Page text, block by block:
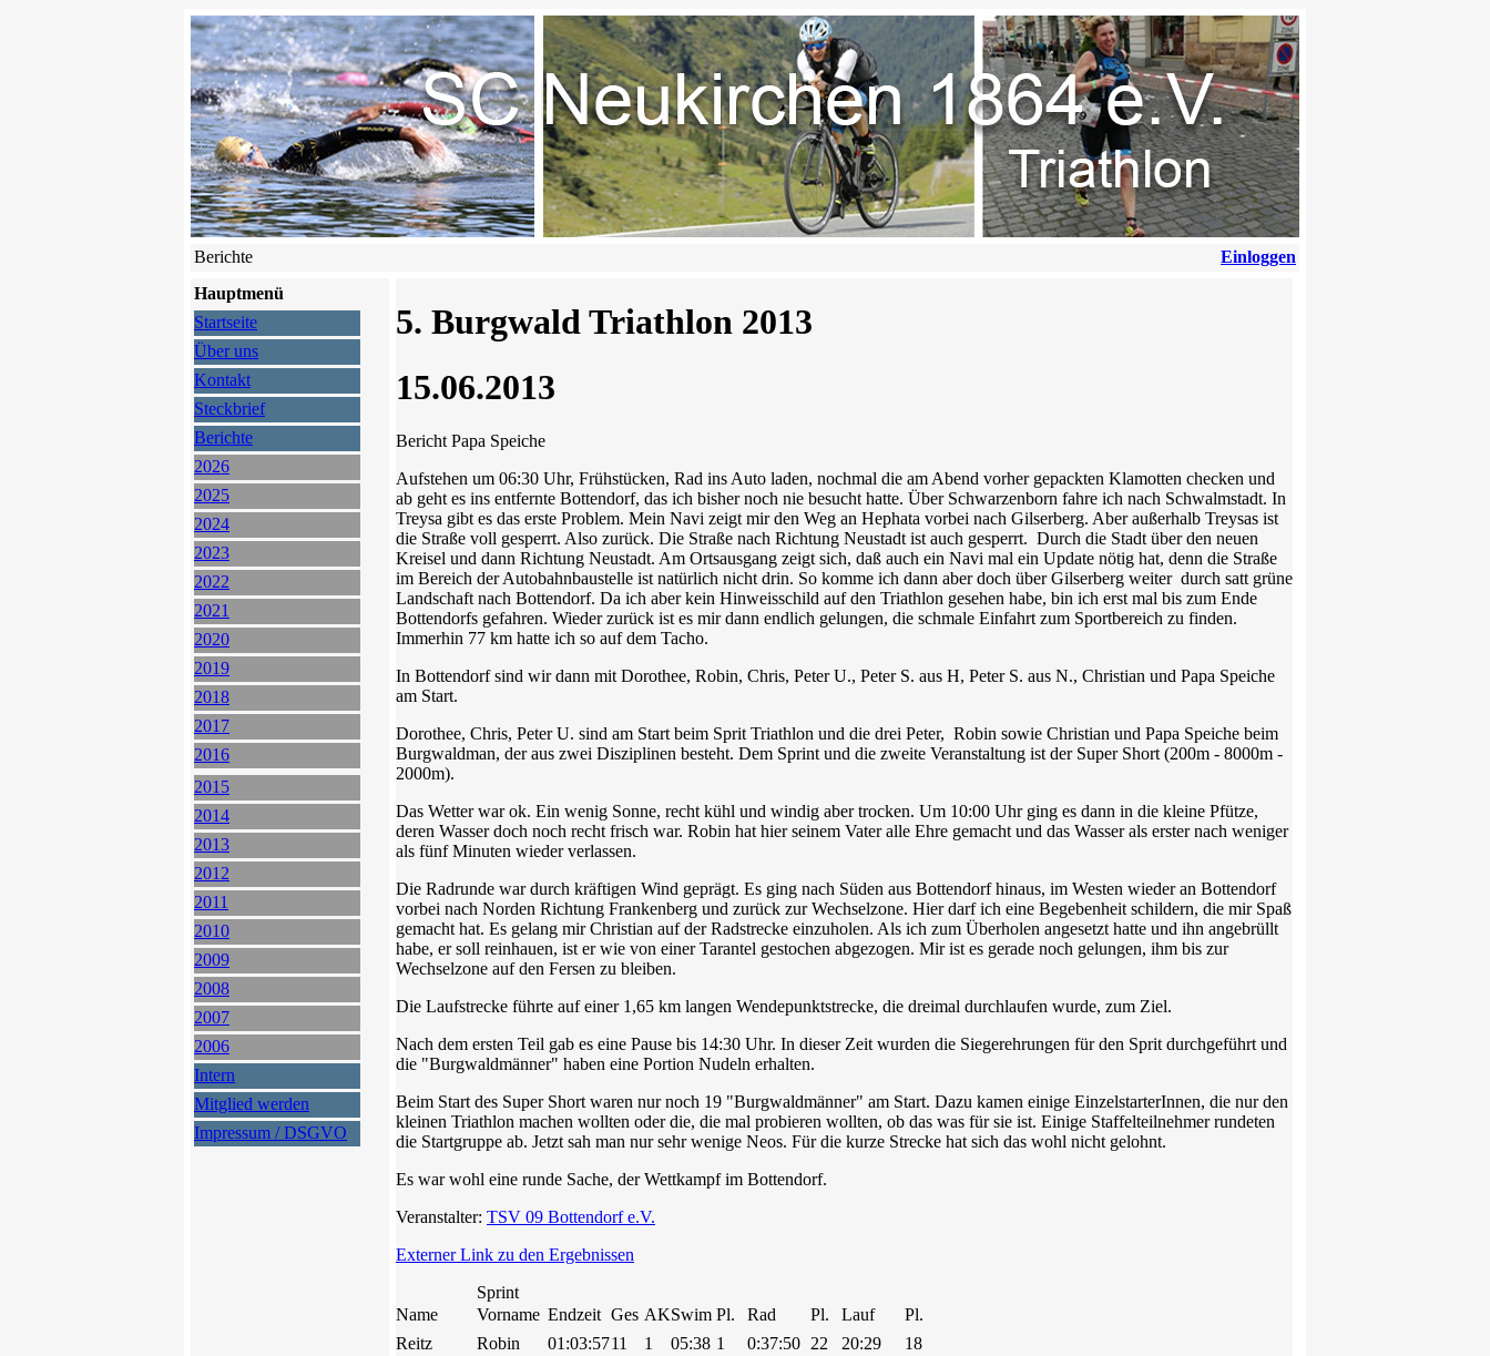
Berichte
Einloggen
Hauptmenü
Startseite
Über uns
Kontakt
Steckbrief
Berichte
2026
2025
2024
2023
2022
2021
2020
2019
2018
2017
2016
2015
2014
2013
2012
2011
2010
2009
2008
2007
2006
Intern
Mitglied werden
Impressum / DSGVO
5. Burgwald Triathlon 2013
15.06.2013
Bericht Papa Speiche
Aufstehen um 06:30 Uhr, Frühstücken, Rad ins Auto laden, nochmal die am Abend vorher gepackten Klamotten checken und
ab geht es ins entfernte Bottendorf, das ich bisher noch nie besucht hatte. Über Schwarzenborn fahre ich nach Schwalmstadt. In
Treysa gibt es das erste Problem. Mein Navi zeigt mir den Weg an Hephata vorbei nach Gilserberg. Aber außerhalb Treysas ist
die Straße voll gesperrt. Also zurück. Die Straße nach Richtung Neustadt ist auch gesperrt. Durch die Stadt über den neuen
Kreisel und dann Richtung Neustadt. Am Ortsausgang zeigt sich, daß auch ein Navi mal ein Update nötig hat, denn die Straße
im Bereich der Autobahnbaustelle ist natürlich nicht drin. So komme ich dann aber doch über Gilserberg weiter durch satt grüne
Landschaft nach Bottendorf. Da ich aber kein Hinweisschild auf den Triathlon gesehen habe, bin ich erst mal bis zum Ende
Bottendorfs gefahren. Wieder zurück ist es mir dann endlich gelungen, die schmale Einfahrt zum Sportbereich zu finden.
Immerhin 77 km hatte ich so auf dem Tacho.
In Bottendorf sind wir dann mit Dorothee, Robin, Chris, Peter U., Peter S. aus H, Peter S. aus N., Christian und Papa Speiche
am Start.
Dorothee, Chris, Peter U. sind am Start beim Sprit Triathlon und die drei Peter, Robin sowie Christian und Papa Speiche beim
Burgwaldman, der aus zwei Disziplinen besteht. Dem Sprint und die zweite Veranstaltung ist der Super Short (200m - 8000m -
2000m).
Das Wetter war ok. Ein wenig Sonne, recht kühl und windig aber trocken. Um 10:00 Uhr ging es dann in die kleine Pfütze,
deren Wasser doch noch recht frisch war. Robin hat hier seinem Vater alle Ehre gemacht und das Wasser als erster nach weniger
als fünf Minuten wieder verlassen.
Die Radrunde war durch kräftigen Wind geprägt. Es ging nach Süden aus Bottendorf hinaus, im Westen wieder an Bottendorf
vorbei nach Norden Richtung Frankenberg und zurück zur Wechselzone. Hier darf ich eine Begebenheit schildern, die mir Spaß
gemacht hat. Es gelang mir Christian auf der Radstrecke einzuholen. Als ich zum Überholen angesetzt hatte und ihn angebrüllt
habe, er soll reinhauen, ist er wie von einer Tarantel gestochen abgezogen. Mir ist es gerade noch gelungen, ihm bis zur
Wechselzone auf den Fersen zu bleiben.
Die Laufstrecke führte auf einer 1,65 km langen Wendepunktstrecke, die dreimal durchlaufen wurde, zum Ziel.
Nach dem ersten Teil gab es eine Pause bis 14:30 Uhr. In dieser Zeit wurden die Siegerehrungen für den Sprit durchgeführt und
die "Burgwaldmänner" haben eine Portion Nudeln erhalten.
Beim Start des Super Short waren nur noch 19 "Burgwaldmänner" am Start. Dazu kamen einige EinzelstarterInnen, die nur den
kleinen Triathlon machen wollten oder die, die mal probieren wollten, ob das was für sie ist. Einige Staffelteilnehmer rundeten
die Startgruppe ab. Jetzt sah man nur sehr wenige Neos. Für die kurze Strecke hat sich das wohl nicht gelohnt.
Es war wohl eine runde Sache, der Wettkampf im Bottendorf.
Veranstalter: TSV 09 Bottendorf e.V.
Externer Link zu den Ergebnissen
Sprint
Name
Vorname Endzeit Ges AKSwim Pl. Rad Pl. Lauf
Pl.
Reitz
Robin 01:03:5711 1 05:38 1 0:37:50 22 20:29
18